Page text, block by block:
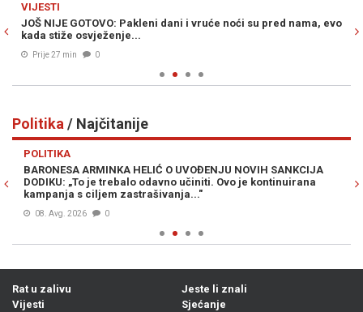
VIJESTI
JOŠ NIJE GOTOVO: Pakleni dani i vruće noći su pred nama, evo
kada stiže osvježenje...
Prije 27 min 0
Politika / Najčitanije
POLITIKA
BARONESA ARMINKA HELIĆ O UVOĐENJU NOVIH SANKCIJA
DODIKU: „To je trebalo odavno učiniti. Ovo je kontinuirana
kampanja s ciljem zastrašivanja..."
08. Avg. 2026 0
Rat u zalivu
Vijesti
Jeste li znali
Sjećanje